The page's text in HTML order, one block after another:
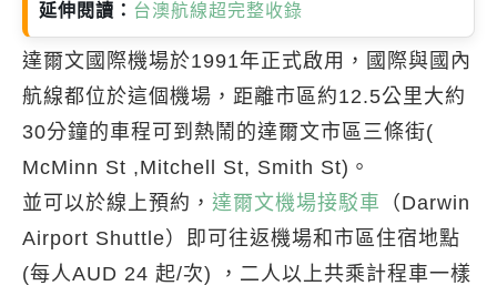
延伸閱讀： 台澳航線超完整收錄
達爾文國際機場於1991年正式啟用，國際與國內
航線都位於這個機場，距離市區約12.5公里大約
30分鐘的車程可到熱鬧的達爾文市區三條街(
McMinn St ,Mitchell St, Smith St)。
並可以於線上預約， 達爾文機場接駁車 （Darwin
Airport Shuttle）即可往返機場和市區住宿地點
(每人AUD 24 起/次) ，二人以上共乘計程車一樣